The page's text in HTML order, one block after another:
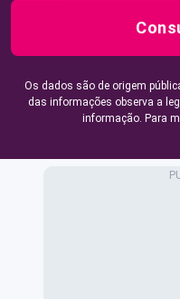
Os dados são de origem
das informações observa a
informação. Para